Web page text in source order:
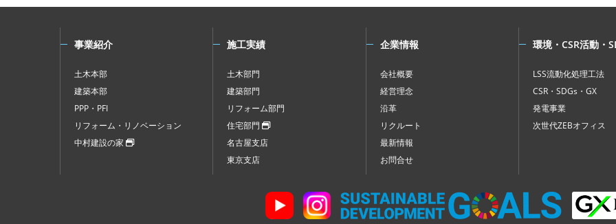
事業紹介
土木本部
建築本部
PPP・PFI
リフォーム・リノベーション
中村建設の家
施工実績
土木部門
建築部門
リフォーム部門
住宅部門
名古屋支店
東京支店
企業情報
会社概要
経営理念
沿革
リクルート
最新情報
お問合せ
環境・CSR活動・
LSS流動化処理工法
CSR・SDGs・GX
発電事業
次世代ZEBオフィス